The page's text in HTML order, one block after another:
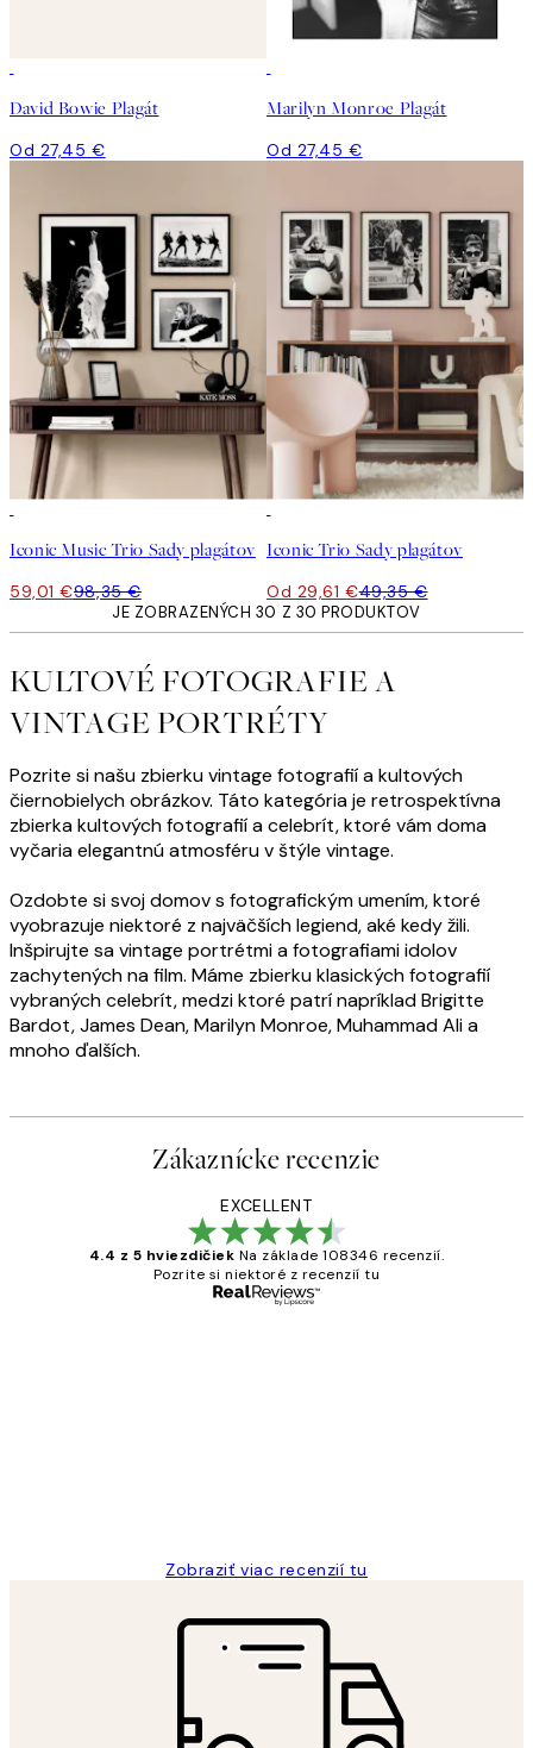
David Bowie Plagát
Od 27,45 €
Marilyn Monroe Plagát
Od 27,45 €
Iconic Music Trio Sady plagátov
59,01 €98,35 €
Iconic Trio Sady plagátov
Od 29,61 €49,35 €
JE ZOBRAZENÝCH 30 Z 30 PRODUKTOV
KULTOVÉ FOTOGRAFIE A
VINTAGE PORTRÉTY
Pozrite si našu zbierku vintage fotografií a kultových
čiernobielych obrázkov. Táto kategória je retrospektívna
zbierka kultových fotografií a celebrít, ktoré vám doma
vyčaria elegantnú atmosféru v štýle vintage.
Ozdobte si svoj domov s fotografickým umením, ktoré
vyobrazuje niektoré z najväčších legiend, aké kedy žili.
Inšpirujte sa vintage portrétmi a fotografiami idolov
zachytených na film. Máme zbierku klasických fotografií
vybraných celebrít, medzi ktoré patrí napríklad Brigitte
Bardot, James Dean, Marilyn Monroe, Muhammad Ali a
mnoho ďalších.
Zákaznícke recenzie
EXCELLENT
4.4 z 5 hviezdičiek Na základe 108346 recenzií.
Pozrite si niektoré z recenzií tu
Zobraziť viac recenzií tu